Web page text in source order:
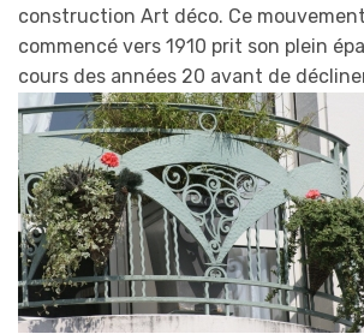
construction Art déco. Ce
commencé vers 1910 prit son plein
cours des années 20 avant de décli